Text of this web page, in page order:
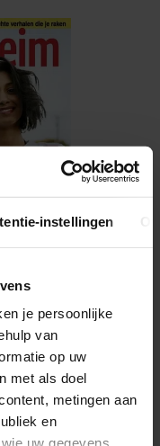
instellingen
je persoonlijke
van
op uw
met als doel
metingen aan
en
uw gegevens
in de winkel